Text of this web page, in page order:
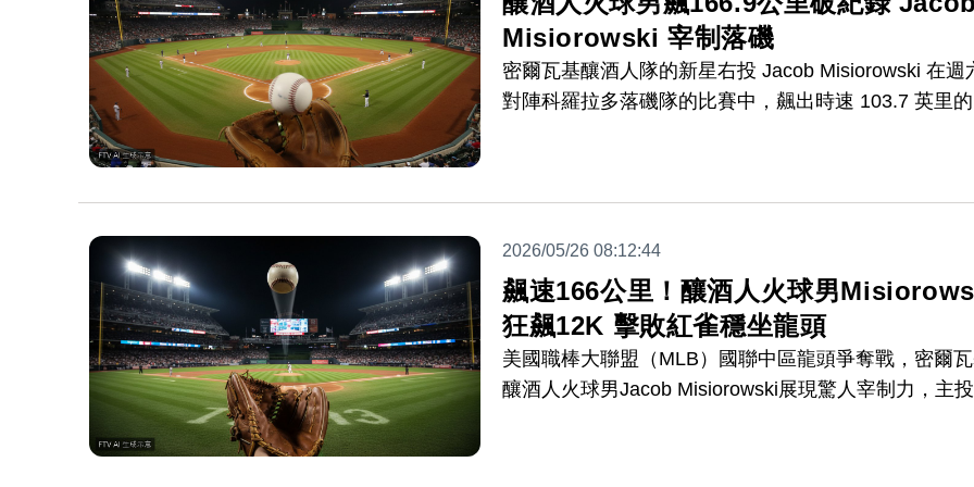
Misiorowski 宰制落磯
密爾瓦基釀酒人隊的新星右投 Jacob Misiorowski 在週
對陣科羅拉多落磯隊的比賽中，飆出時速 103.7 英里
2026/05/26 08:12:44
飆速166公里！釀酒人火球男
狂飆12K 擊敗紅雀穩坐龍頭
美國職棒大聯盟（MLB）國聯中區龍頭爭奪戰，密爾
釀酒人火球男Jacob Misiorowski展現驚人宰制力，主